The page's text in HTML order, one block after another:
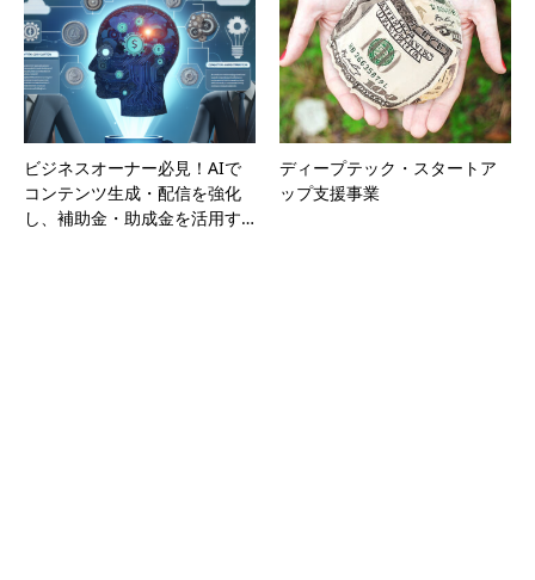
ビジネスオーナー必見！AIで
コンテンツ生成・配信を強化
し、補助金・助成金を活用す…
ディープテック・スタートア
ップ支援事業